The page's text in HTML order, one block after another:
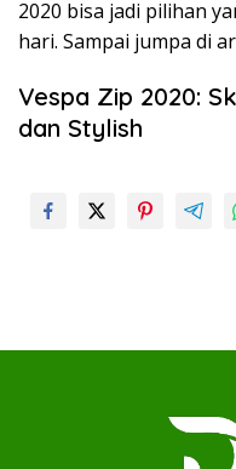
2020 bisa jadi pilihan
hari. Sampai jumpa di
Vespa Zip 2020:
dan Stylish